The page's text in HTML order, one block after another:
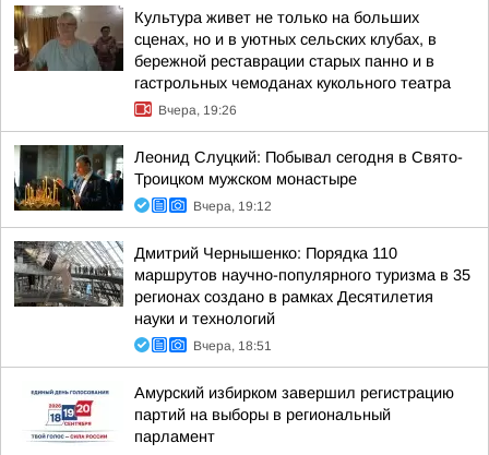
Культура живет не только на больших
сценах, но и в уютных сельских клубах, в
бережной реставрации старых панно и в
гастрольных чемоданах кукольного театра
Вчера, 19:26
Леонид Слуцкий: Побывал сегодня в Свято-
Троицком мужском монастыре
Вчера, 19:12
Дмитрий Чернышенко: Порядка 110
маршрутов научно-популярного туризма в 35
регионах создано в рамках Десятилетия
науки и технологий
Вчера, 18:51
Амурский избирком завершил регистрацию
партий на выборы в региональный
парламент